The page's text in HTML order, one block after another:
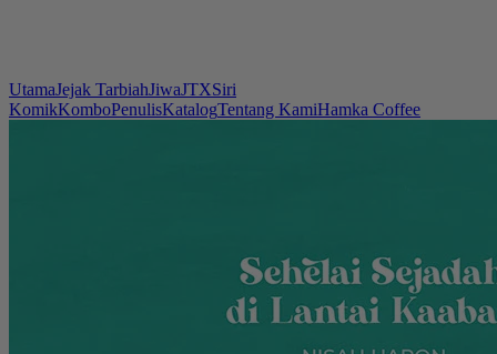
UtamaJejak TarbiahJiwaJTXSiri
KomikKomboPenulisKatalogTentang KamiHamka Coffee